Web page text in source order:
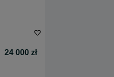
24 000 zł